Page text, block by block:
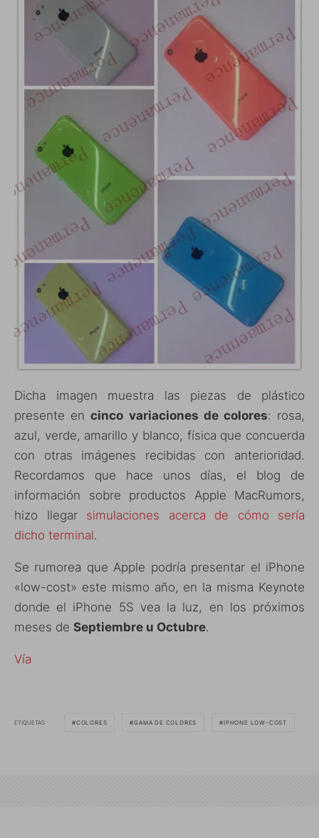
Dicha imagen muestra las piezas de plástico
presente encinco variaciones de colores: rosa,
azul, verde, amarillo y blanco, física que concuerda
con otras imágenes recibidas con anterioridad.
Recordamos que hace unos días, el blog de
información sobre productos Apple MacRumors,
hizo llegar simulaciones acerca de cómo sería
dicho terminal.
Se rumorea que Apple podría presentar el iPhone
«low-cost» este mismo año, en la misma Keynote
donde el iPhone 5S vea la luz, en los próximos
meses de Septiembre u Octubre.
Vía
ETIQUETAS COLORES GAMA DE COLORES IPHONE LOW-COST